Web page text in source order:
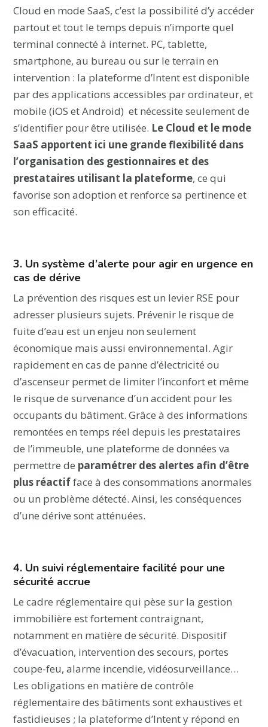
Cloud en mode SaaS, c’est la possibilité d’y accéder
partout et tout le temps depuis n’importe quel
terminal connecté à internet. PC, tablette,
smartphone, au bureau ou sur le terrain en
intervention : la plateforme d’Intent est disponible
par des applications accessibles par ordinateur, et
mobile (iOS et Android) et nécessite seulement de
s’identifier pour être utilisée. Le Cloud et le mode
SaaS apportent ici une grande flexibilité dans
l’organisation des gestionnaires et des
prestataires utilisant la plateforme, ce qui
favorise son adoption et renforce sa pertinence et
son efficacité.
3. Un système d’alerte pour agir en urgence en
cas de dérive
La prévention des risques est un levier RSE pour
adresser plusieurs sujets. Prévenir le risque de
fuite d’eau est un enjeu non seulement
économique mais aussi environnemental. Agir
rapidement en cas de panne d’électricité ou
d’ascenseur permet de limiter l’inconfort et même
le risque de survenance d’un accident pour les
occupants du bâtiment. Grâce à des informations
remontées en temps réel depuis les prestataires
de l’immeuble, une plateforme de données va
permettre de paramétrer des alertes afin d’être
plus réactifface à des consommations anormales
ou un problème détecté. Ainsi, les conséquences
d’une dérive sont atténuées.
4. Un suivi réglementaire facilité pour une
sécurité accrue
Le cadre réglementaire qui pèse sur la gestion
immobilière est fortement contraignant,
notamment en matière de sécurité. Dispositif
d’évacuation, intervention des secours, portes
coupe-feu, alarme incendie, vidéosurveillance…
Les obligations en matière de contrôle
réglementaire des bâtiments sont exhaustives et
fastidieuses ; la plateforme d’Intent y répond en